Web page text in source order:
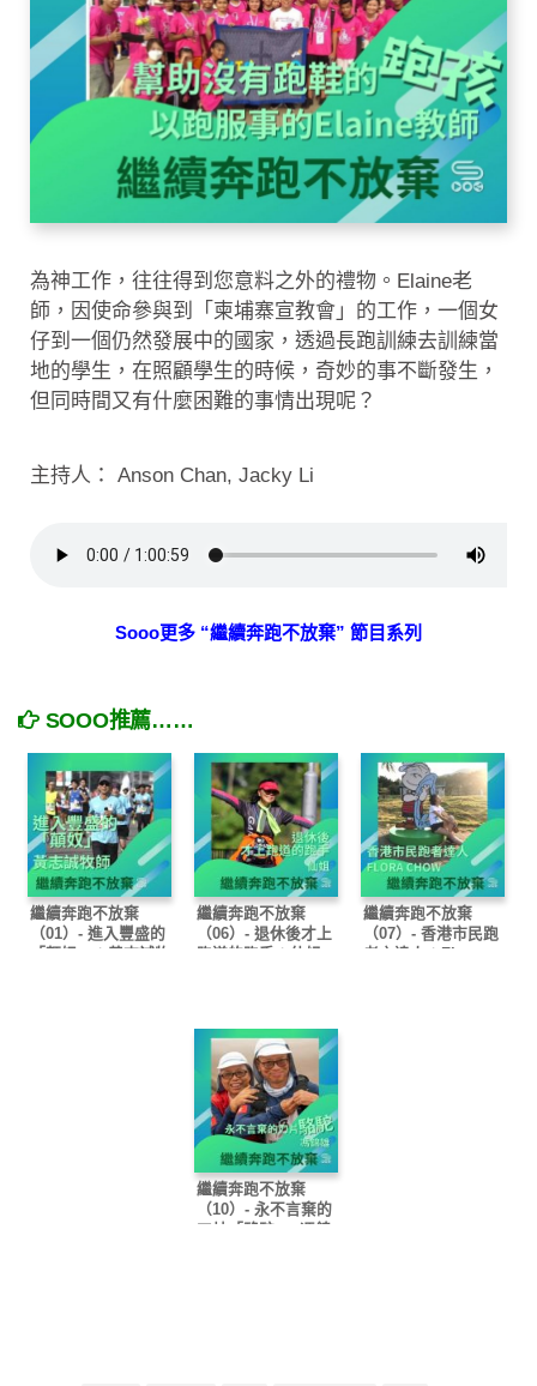
為神工作，往往得到您意料之外的禮物。Elaine老
師，因使命參與到「柬埔寨宣教會」的工作，一個女
仔到一個仍然發展中的國家，透過長跑訓練去訓練當
地的學生，在照顧學生的時候，奇妙的事不斷發生，
但同時間又有什麼困難的事情出現呢？
主持人： Anson Chan, Jacky Li
Sooo更多 “繼續奔跑不放棄” 節目系列
SOOO推薦……
繼續奔跑不放棄
（01）- 進入豐盛的
「顛奴」：黃志誠牧
繼續奔跑不放棄
（06）- 退休後才上
跑道的跑手：仙姐
繼續奔跑不放棄
（07）- 香港市民跑
者之達人：Flora
繼續奔跑不放棄
（10）- 永不言棄的
刀片「駱駝」: 馮錦